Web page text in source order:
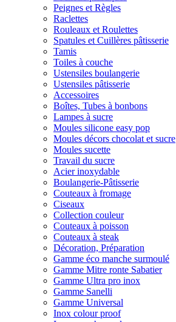
Peignes et Règles
Raclettes
Rouleaux et Roulettes
Spatules et Cuillères pâtisserie
Tamis
Toiles à couche
Ustensiles boulangerie
Ustensiles pâtisserie
Accessoires
Boîtes, Tubes à bonbons
Lampes à sucre
Moules silicone easy pop
Moules décors chocolat et sucre
Moules sucette
Travail du sucre
Acier inoxydable
Boulangerie-Pâtisserie
Couteaux à fromage
Ciseaux
Collection couleur
Couteaux à poisson
Couteaux à steak
Décoration, Préparation
Gamme éco manche surmoulé
Gamme Mitre ronte Sabatier
Gamme Ultra pro inox
Gamme Sanelli
Gamme Universal
Inox colour proof